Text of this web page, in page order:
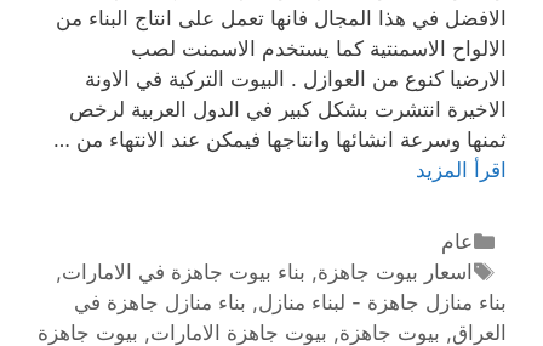
الافضل في هذا المجال فانها تعمل على انتاج البناء من
الالواح الاسمنتية كما يستخدم الاسمنت لصب
الارضيا كنوع من العوازل . البيوت التركية في الاونة
الاخيرة انتشرت بشكل كبير في الدول العربية لرخص
ثمنها وسرعة انشائها وانتاجها فيمكن عند الانتهاء من …
اقرأ المزيد
عام
اسعار بيوت جاهزة, بناء بيوت جاهزة في الامارات,
بناء منازل جاهزة - لبناء منازل , بناء منازل جاهزة في
العراق, بيوت جاهزة, بيوت جاهزة الامارات, بيوت جاهزة